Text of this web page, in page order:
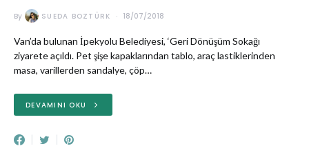
By SUEDA BOZTÜRK 18/07/2018
Van’da bulunan İpekyolu Belediyesi, ‘Geri Dönüşüm Sokağı
ziyarete açıldı. Pet şişe kapaklarından tablo, araç lastiklerinden
masa, varillerden sandalye, çöp…
DEVAMINI OKU